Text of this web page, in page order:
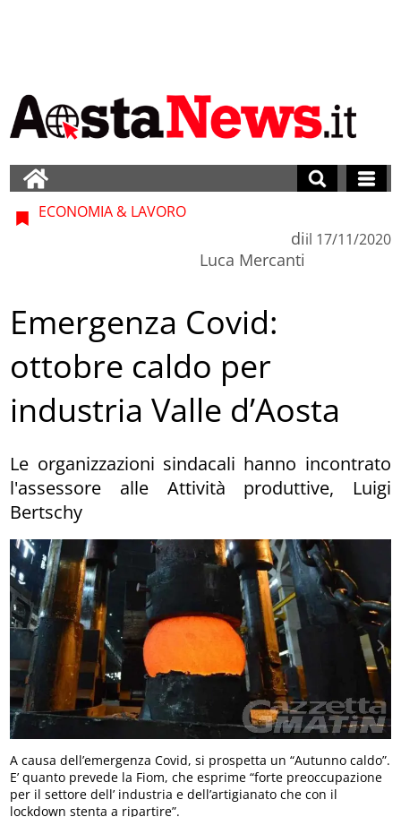
ECONOMIA & LAVORO
di
Luca Mercanti
il 17/11/2020
Emergenza Covid:
ottobre caldo per
industria Valle d’Aosta
Le organizzazioni sindacali hanno incontrato
l'assessore alle Attività produttive, Luigi
Bertschy
A causa dell’emergenza Covid, si prospetta un “Autunno caldo”.
E’ quanto prevede la Fiom, che esprime “forte preoccupazione
per il settore dell’ industria e dell’artigianato che con il
lockdown stenta a ripartire”.